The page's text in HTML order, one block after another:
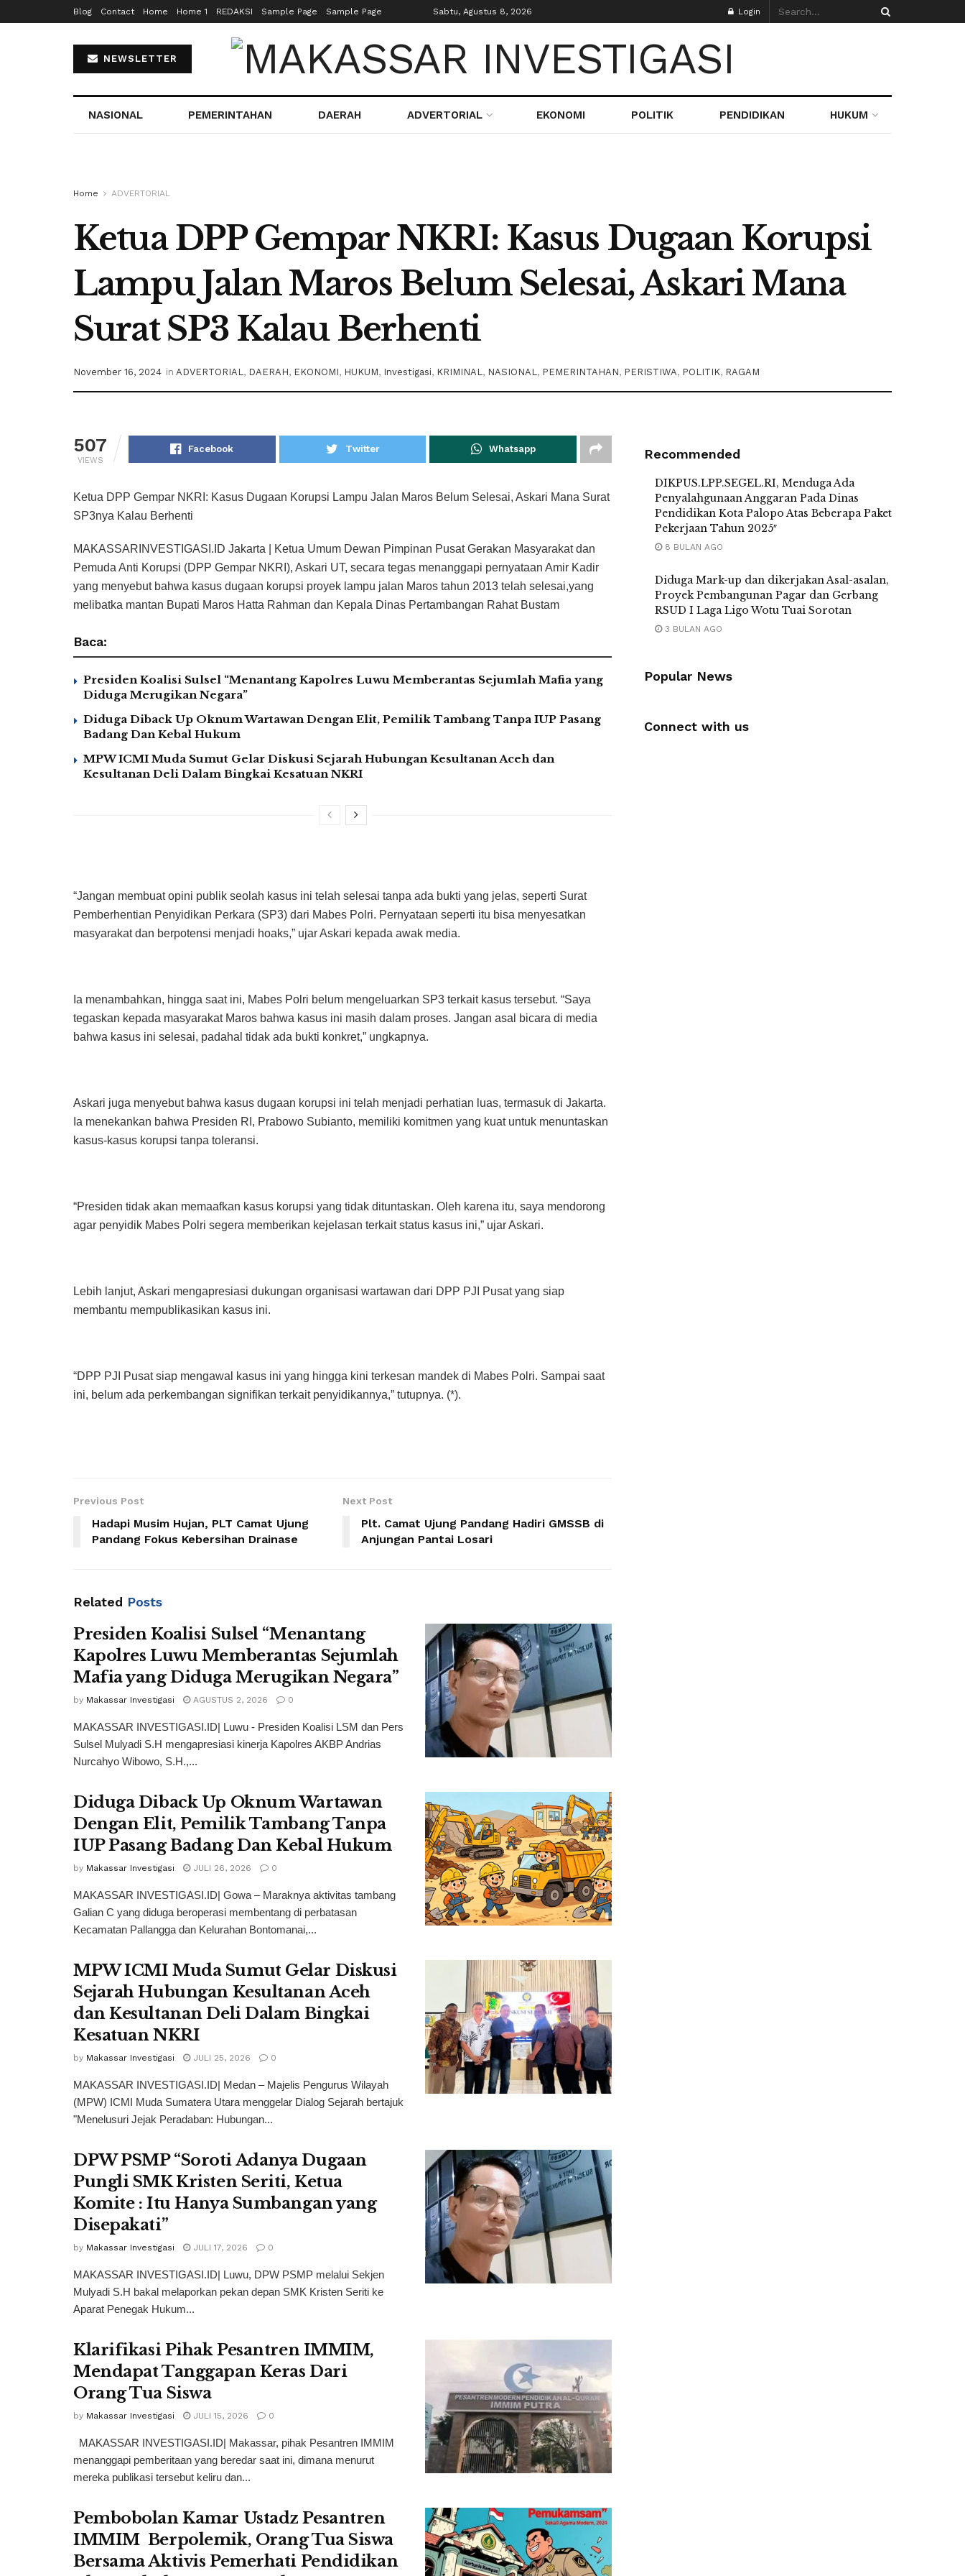
Blog Contact Home Home 1 REDAKSI Sample Page Sample Page Sabtu, Agustus 8, 2026 Login
NEWSLETTER
NASIONAL PEMERINTAHAN DAERAH ADVERTORIAL EKONOMI POLITIK PENDIDIKAN HUKUM
Home ADVERTORIAL
Ketua DPP Gempar NKRI: Kasus Dugaan Korupsi
Lampu Jalan Maros Belum Selesai, Askari Mana
Surat SP3 Kalau Berhenti
November 16, 2024 in ADVERTORIAL, DAERAH, EKONOMI, HUKUM, Investigasi, KRIMINAL, NASIONAL, PEMERINTAHAN, PERISTIWA, POLITIK, RAGAM
507
VIEWS
Facebook Twitter Whatsapp
Ketua DPP Gempar NKRI: Kasus Dugaan Korupsi Lampu Jalan Maros Belum Selesai, Askari Mana Surat
SP3nya Kalau Berhenti
MAKASSARINVESTIGASI.ID Jakarta | Ketua Umum Dewan Pimpinan Pusat Gerakan Masyarakat dan
Pemuda Anti Korupsi (DPP Gempar NKRI), Askari UT, secara tegas menanggapi pernyataan Amir Kadir
yang menyebut bahwa kasus dugaan korupsi proyek lampu jalan Maros tahun 2013 telah selesai,yang
melibatka mantan Bupati Maros Hatta Rahman dan Kepala Dinas Pertambangan Rahat Bustam
Baca:
Presiden Koalisi Sulsel “Menantang Kapolres Luwu Memberantas Sejumlah Mafia yang
Diduga Merugikan Negara”
Diduga Diback Up Oknum Wartawan Dengan Elit, Pemilik Tambang Tanpa IUP Pasang
Badang Dan Kebal Hukum
MPW ICMI Muda Sumut Gelar Diskusi Sejarah Hubungan Kesultanan Aceh dan
Kesultanan Deli Dalam Bingkai Kesatuan NKRI
“Jangan membuat opini publik seolah kasus ini telah selesai tanpa ada bukti yang jelas, seperti Surat
Pemberhentian Penyidikan Perkara (SP3) dari Mabes Polri. Pernyataan seperti itu bisa menyesatkan
masyarakat dan berpotensi menjadi hoaks,” ujar Askari kepada awak media.
Ia menambahkan, hingga saat ini, Mabes Polri belum mengeluarkan SP3 terkait kasus tersebut. “Saya
tegaskan kepada masyarakat Maros bahwa kasus ini masih dalam proses. Jangan asal bicara di media
bahwa kasus ini selesai, padahal tidak ada bukti konkret,” ungkapnya.
Askari juga menyebut bahwa kasus dugaan korupsi ini telah menjadi perhatian luas, termasuk di Jakarta.
Ia menekankan bahwa Presiden RI, Prabowo Subianto, memiliki komitmen yang kuat untuk menuntaskan
kasus-kasus korupsi tanpa toleransi.
“Presiden tidak akan memaafkan kasus korupsi yang tidak dituntaskan. Oleh karena itu, saya mendorong
agar penyidik Mabes Polri segera memberikan kejelasan terkait status kasus ini,” ujar Askari.
Lebih lanjut, Askari mengapresiasi dukungan organisasi wartawan dari DPP PJI Pusat yang siap
membantu mempublikasikan kasus ini.
“DPP PJI Pusat siap mengawal kasus ini yang hingga kini terkesan mandek di Mabes Polri. Sampai saat
ini, belum ada perkembangan signifikan terkait penyidikannya,” tutupnya. (*).
Previous Post
Hadapi Musim Hujan, PLT Camat Ujung
Pandang Fokus Kebersihan Drainase
Next Post
Plt. Camat Ujung Pandang Hadiri GMSSB di
Anjungan Pantai Losari
Related Posts
Presiden Koalisi Sulsel “Menantang
Kapolres Luwu Memberantas Sejumlah
Mafia yang Diduga Merugikan Negara”
by Makassar Investigasi AGUSTUS 2, 2026 0
MAKASSAR INVESTIGASI.ID| Luwu - Presiden Koalisi LSM dan Pers
Sulsel Mulyadi S.H mengapresiasi kinerja Kapolres AKBP Andrias
Nurcahyo Wibowo, S.H.,...
Diduga Diback Up Oknum Wartawan
Dengan Elit, Pemilik Tambang Tanpa
IUP Pasang Badang Dan Kebal Hukum
by Makassar Investigasi JULI 26, 2026 0
MAKASSAR INVESTIGASI.ID| Gowa – Maraknya aktivitas tambang
Galian C yang diduga beroperasi membentang di perbatasan
Kecamatan Pallangga dan Kelurahan Bontomanai,...
MPW ICMI Muda Sumut Gelar Diskusi
Sejarah Hubungan Kesultanan Aceh
dan Kesultanan Deli Dalam Bingkai
Kesatuan NKRI
by Makassar Investigasi JULI 25, 2026 0
MAKASSAR INVESTIGASI.ID| Medan – Majelis Pengurus Wilayah
(MPW) ICMI Muda Sumatera Utara menggelar Dialog Sejarah bertajuk
"Menelusuri Jejak Peradaban: Hubungan...
DPW PSMP “Soroti Adanya Dugaan
Pungli SMK Kristen Seriti, Ketua
Komite : Itu Hanya Sumbangan yang
Disepakati”
by Makassar Investigasi JULI 17, 2026 0
MAKASSAR INVESTIGASI.ID| Luwu, DPW PSMP melalui Sekjen
Mulyadi S.H bakal melaporkan pekan depan SMK Kristen Seriti ke
Aparat Penegak Hukum...
Klarifikasi Pihak Pesantren IMMIM,
Mendapat Tanggapan Keras Dari
Orang Tua Siswa
by Makassar Investigasi JULI 15, 2026 0
MAKASSAR INVESTIGASI.ID| Makassar, pihak Pesantren IMMIM
menanggapi pemberitaan yang beredar saat ini, dimana menurut
mereka publikasi tersebut keliru dan...
Pembobolan Kamar Ustadz Pesantren
IMMIM Berpolemik, Orang Tua Siswa
Bersama Aktivis Pemerhati Pendidikan
Recommended
DIKPUS.LPP.SEGEL.RI, Menduga Ada
Penyalahgunaan Anggaran Pada Dinas
Pendidikan Kota Palopo Atas Beberapa Paket
Pekerjaan Tahun 2025″
8 BULAN AGO
Diduga Mark-up dan dikerjakan Asal-asalan,
Proyek Pembangunan Pagar dan Gerbang
RSUD I Laga Ligo Wotu Tuai Sorotan
3 BULAN AGO
Popular News
Connect with us